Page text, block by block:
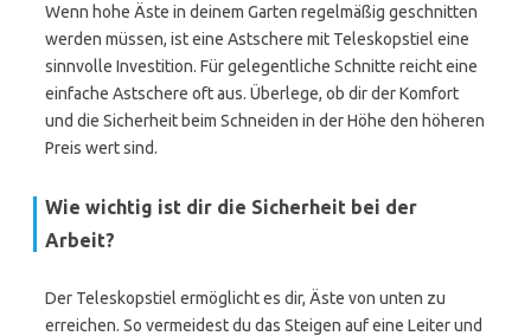
Wenn hohe Äste in deinem Garten regelmäßig geschnitten
werden müssen, ist eine Astschere mit Teleskopstiel eine
sinnvolle Investition. Für gelegentliche Schnitte reicht eine
einfache Astschere oft aus. Überlege, ob dir der Komfort
und die Sicherheit beim Schneiden in der Höhe den höheren
Preis wert sind.
Wie wichtig ist dir die Sicherheit bei der
Arbeit?
Der Teleskopstiel ermöglicht es dir, Äste von unten zu
erreichen. So vermeidest du das Steigen auf eine Leiter und